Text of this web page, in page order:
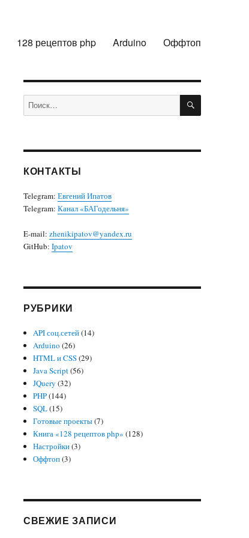
128 рецептов php Arduino Оффтоп
Искать: ПОИСК
КОНТАКТЫ
Telegram: Евгений Ипатов
Telegram: Канал «БАГодельня»
E-mail: zhenikipatov@yandex.ru
GitHub: Ipatov
РУБРИКИ
API соц.сетей(14)
Arduino (26)
HTML и CSS(29)
Java Script(56)
JQuery (32)
PHP(144)
SQL(15)
Готовые проекты(7)
Книга «128 рецептов php» (128)
Настройки(3)
Оффтоп(3)
СВЕЖИЕ ЗАПИСИ